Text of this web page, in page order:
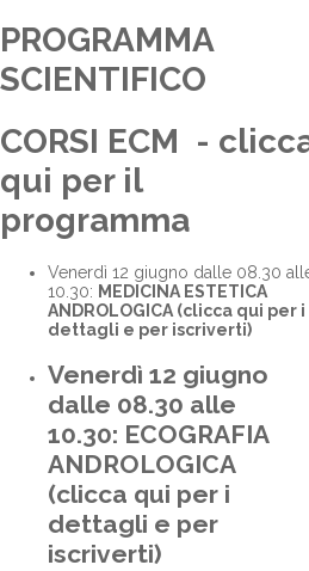
PROGRAMMA
SCIENTIFICO
CORSI ECM -
qui per il
programma
Venerdì 12 giugno dalle 08.30
10.30: MEDICINA ESTETICA
ANDROLOGICA (clicca qui per i
dettagli e per iscriverti)
Venerdì 12 giugno
dalle 08.30 alle
10.30: ECOGRAFIA
ANDROLOGICA
(clicca qui per i
dettagli e per
iscriverti)